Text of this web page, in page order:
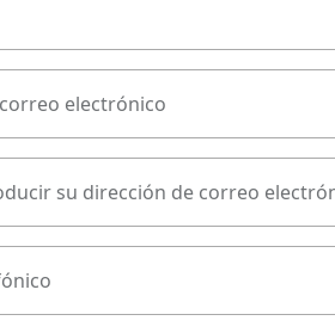
electrónico
su dirección de correo